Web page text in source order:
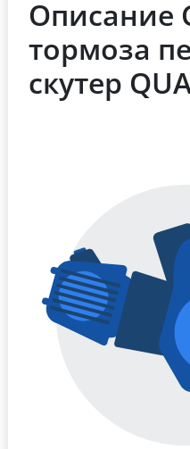
Описание
тормоза
скутер